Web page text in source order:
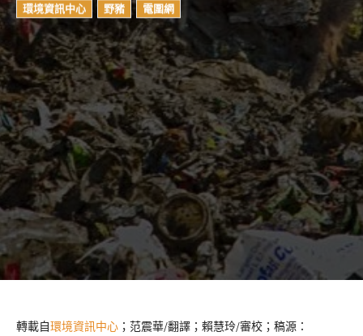
環境資訊中心
野豬 電圍網
轉載自環境資訊中心 ；范震華/翻譯；賴慧玲/審校；稿源：